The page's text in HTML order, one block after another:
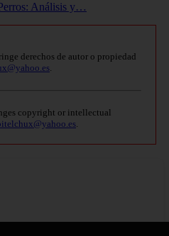
Análisis y…
derechos de autor o propiedad
.
copyright or intellectual
.